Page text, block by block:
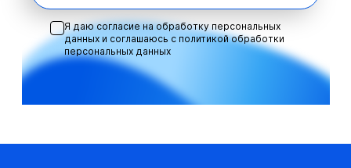
Я даю согласие на обработку персональных
данных и соглашаюсь с политикой обработки
персональных данных